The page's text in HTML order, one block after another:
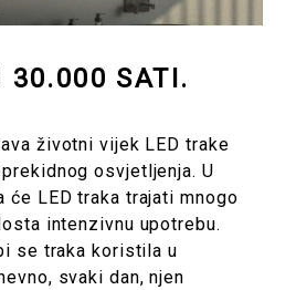
30.000 SATI.
životni vijek LED trake
osvjetljenja. U
će LED traka trajati mnogo
intenzivnu upotrebu.
se traka koristila u
svaki dan, njen